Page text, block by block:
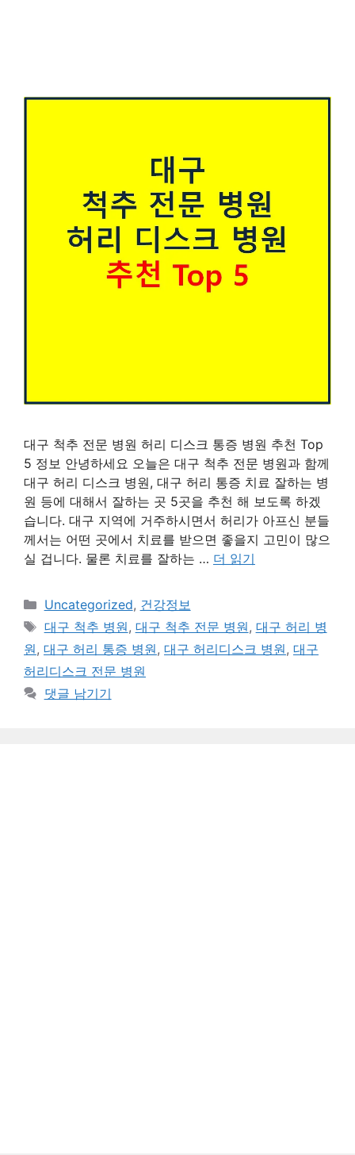
대구 척추 전문 병원 허리 디스크 통증 병원 추천 Top
5 정보 안녕하세요 오늘은 대구 척추 전문 병원과 함께
대구 허리 디스크 병원, 대구 허리 통증 치료 잘하는 병
원 등에 대해서 잘하는 곳 5곳을 추천 해 보도록 하겠
습니다. 대구 지역에 거주하시면서 허리가 아프신 분들
께서는 어떤 곳에서 치료를 받으면 좋을지 고민이 많으
실 겁니다. 물론 치료를 잘하는 … 더 읽기
카
테
고
리
Uncategorized, 건강정보
태
그
대구 척추 병원, 대구 척추 전문 병원, 대구 허리 병
원, 대구 허리 통증 병원, 대구 허리디스크 병원, 대구
허리디스크 전문 병원
댓글 남기기